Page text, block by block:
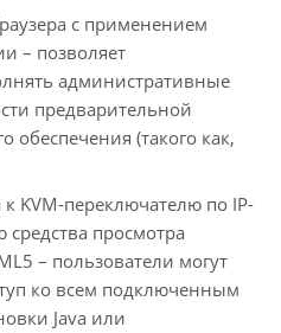
с применением
– позволяет
административные
предварительной
обеспечения (такого как,
KVM-переключателю по IP-
просмотра
– пользователи могут
ко всем подключенным
Java или